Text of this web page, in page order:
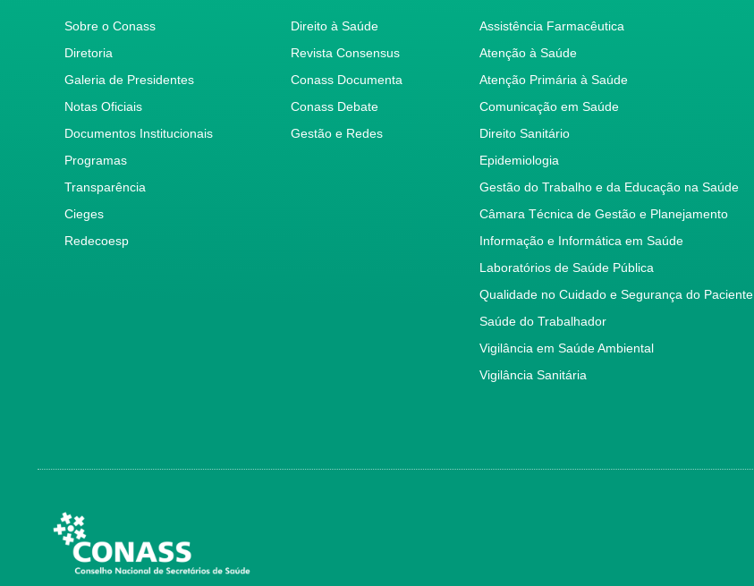
Sobre o Conass
Diretoria
Galeria de Presidentes
Notas Oficiais
Documentos Institucionais
Programas
Transparência
Cieges
Redecoesp
Direito à Saúde
Revista Consensus
Conass Documenta
Conass Debate
Gestão e Redes
Assistência Farmacêutica
Atenção à Saúde
Atenção Primária à Saúde
Comunicação em Saúde
Direito Sanitário
Epidemiologia
Gestão do Trabalho e da Educação na Saúde
Câmara Técnica de Gestão e Planejamento
Informação e Informática em Saúde
Laboratórios de Saúde Pública
Qualidade no Cuidado e Segurança do Paciente
Saúde do Trabalhador
Vigilância em Saúde Ambiental
Vigilância Sanitária